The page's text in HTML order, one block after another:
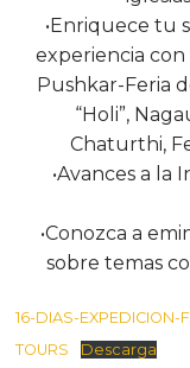
•Enriquece tu
experiencia con
Pushkar-Feria
“Holi”,
Chaturthi,
•Avances a la
•Conozca a
sobre temas
16-DIAS-EXPEDICION-
TOURS
Descarga